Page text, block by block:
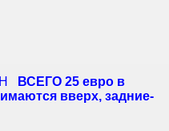
ВСЕГО 25 евро в
вверх, задние-